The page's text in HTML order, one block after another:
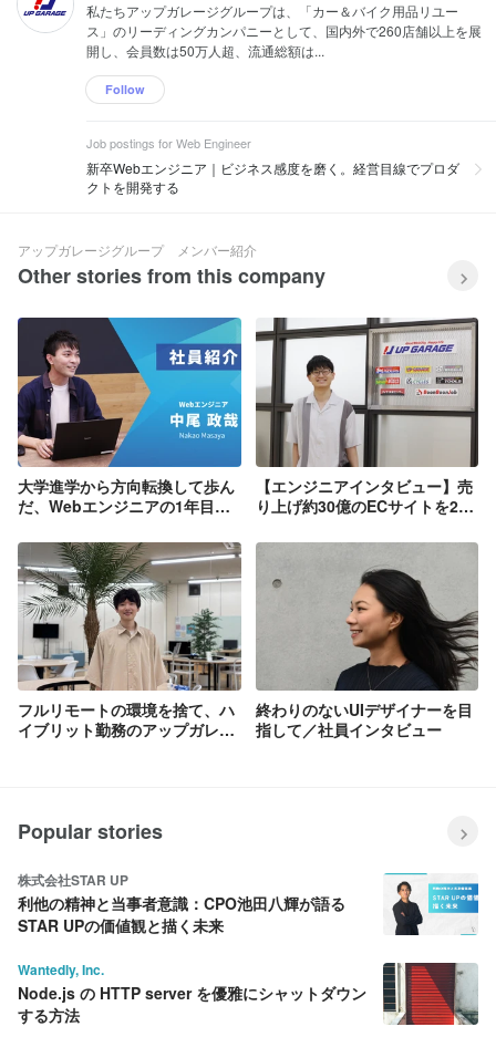
私たちアップガレージグループは、「カー＆バイク用品リユー
ス」のリーディングカンパニーとして、国内外で260店舗以上を展
開し、会員数は50万人超、流通総額は...
Follow
Job postings for Web Engineer
新卒Webエンジニア｜ビジネス感度を磨く。経営目線でプロダ
クトを開発する
アップガレージグループ メンバー紹介
Other stories from this company
大学進学から方向転換して歩ん
だ、Webエンジニアの1年目を
【エンジニアインタビュー】売
り上げ約30億のECサイトを2名
身のエンジニアの想い。
フルリモートの環境を捨て、ハ
イブリット勤務のアップガレー
終わりのないUIデザイナーを目
指して／社員インタビュー
Popular stories
株式会社STAR UP
利他の精神と当事者意識：CPO池田八輝が語る
STAR UPの価値観と描く未来
Wantedly, Inc.
Node.js の HTTP server を優雅にシャットダウン
する方法